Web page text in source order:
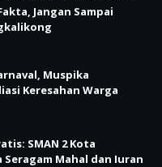
Jangan Sampai
Muspika
Keresahan Warga
SMAN 2 Kota
Seragam Mahal dan Iuran